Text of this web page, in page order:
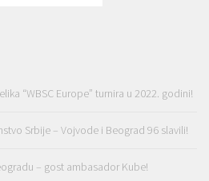
“WBSC Europe” turnira u 2022. godini!
Srbije – Vojvode i Beograd 96 slavili!
– gost ambasador Kube!